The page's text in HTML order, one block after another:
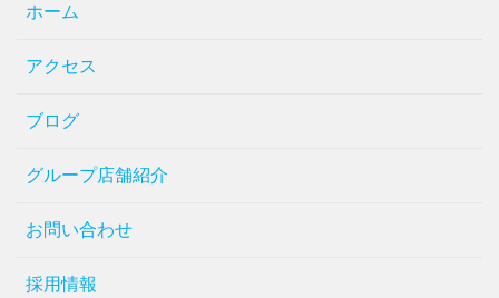
ホーム
アクセス
ブログ
グループ店舗紹介
お問い合わせ
採用情報